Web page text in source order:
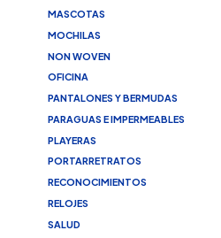
MASCOTAS
MOCHILAS
NON WOVEN
OFICINA
PANTALONES Y BERMUDAS
PARAGUAS E IMPERMEABLES
PLAYERAS
PORTARRETRATOS
RECONOCIMIENTOS
RELOJES
SALUD